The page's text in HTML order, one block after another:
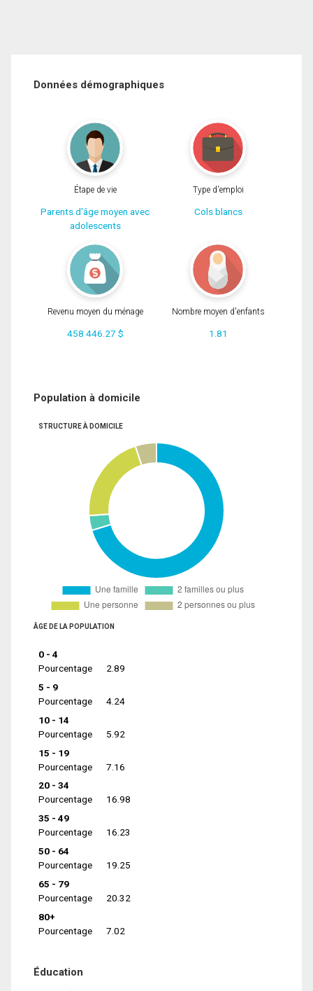
Données démographiques
Étape de vie
Parents d'âge moyen avec
adolescents
Type d'emploi
Cols blancs
Revenu moyen du ménage
458 446.27 $
Nombre moyen d'enfants
1.81
Population à domicile
STRUCTURE À DOMICILE
ÂGE DE LA POPULATION
0 - 4
Pourcentage
2.89
5 - 9
Pourcentage
4.24
10 - 14
Pourcentage
5.92
15 - 19
Pourcentage
7.16
20 - 34
Pourcentage
16.98
35 - 49
Pourcentage
16.23
50 - 64
Pourcentage
19.25
65 - 79
Pourcentage
20.32
80+
Pourcentage
7.02
Éducation